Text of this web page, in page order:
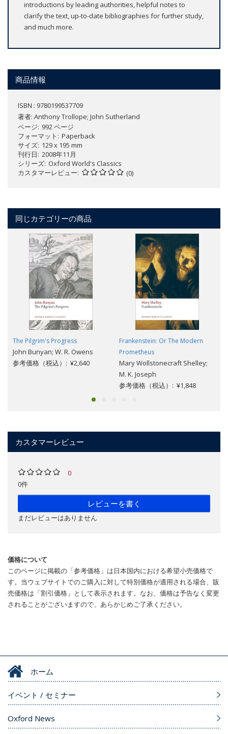
introductions by leading authorities, helpful notes to
clarify the text, up-to-date bibliographies for further study,
and much more.
商品情報
ISBN : 9780199537709
著者: Anthony Trollope; John Sutherland
ページ 992 ページ
フォーマット
Paperback
サイズ 129 x 195 mm
刊行日 2008年11月
シリーズ Oxford World's Classics
カスタマーレビュー
(0)
同じカテゴリーの商品
The Pilgrim's Progress
John Bunyan; W. R. Owens
参考価格（税込）: ¥2,640
Frankenstein: Or The Modern
Prometheus
Mary Wollstonecraft Shelley;
M. K. Joseph
参考価格（税込）: ¥1,848
カスタマーレビュー
0
0件
レビューを書く
まだレビューはありません
価格について
このページに掲載の「参考価格」は日本国内における希望小売価格で
す。当ウェブサイトでのご購入に対して特別価格が適用される場合、販
売価格は「割引価格」として表示されます。なお、価格は予告なく変更
されることがございますので、あらかじめご了承ください。
ホーム
イベント / セミナー
Oxford News